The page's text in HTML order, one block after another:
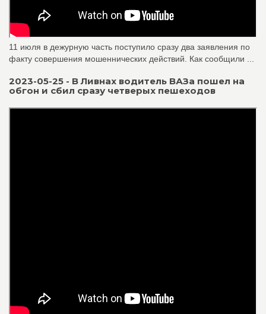
11 июля в дежурную часть поступило сразу два заявления по
факту совершения мошеннических действий. Как сообщили ...
2023-05-25 - В Ливнах водитель ВАЗа пошел на
обгон и сбил сразу четверых пешеходов